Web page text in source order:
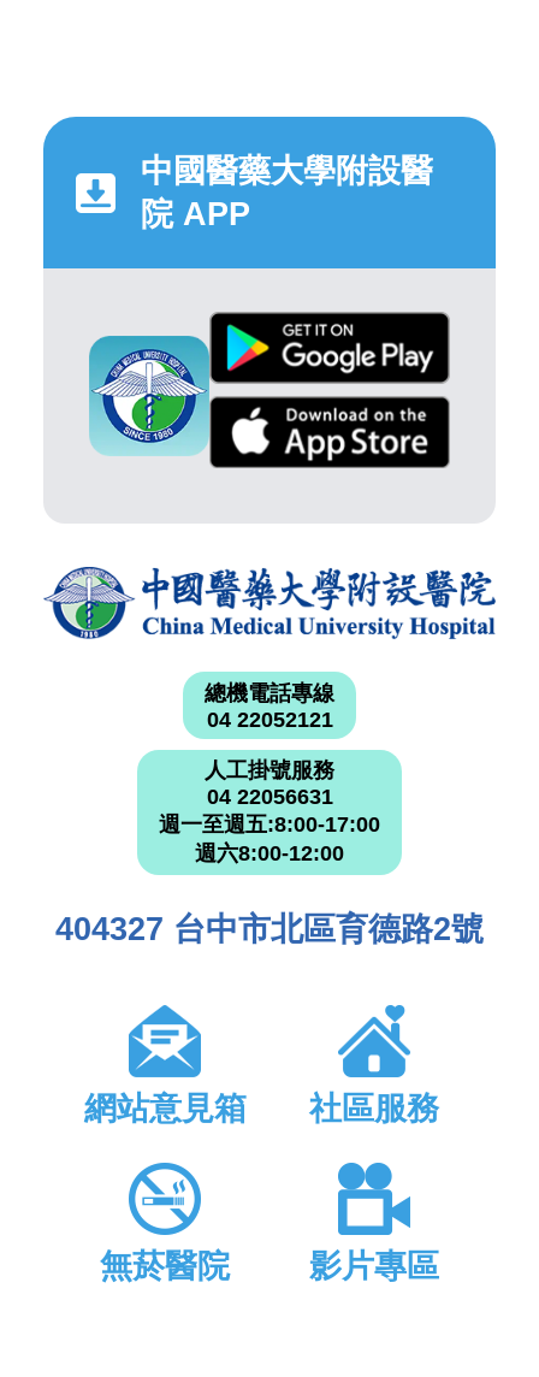
中國醫藥大學附設醫
院 APP
總機電話專線
04 22052121
人工掛號服務
04 22056631
週一至週五:8:00-17:00
週六8:00-12:00
404327 台中市北區育德路2號
網站意見箱 社區服務
無菸醫院 影片專區